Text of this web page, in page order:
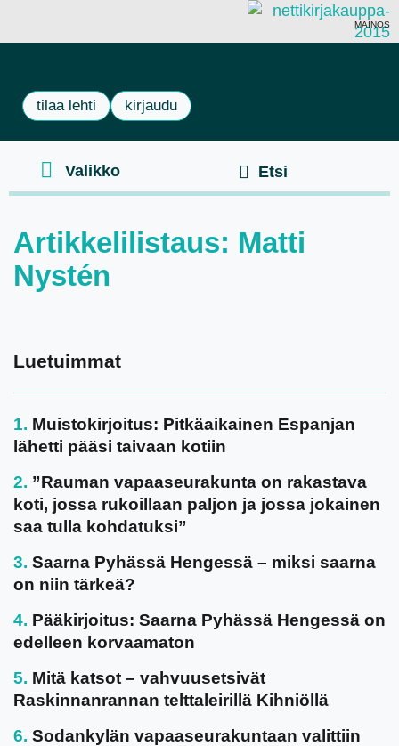
MAINOS
tilaa lehti kirjaudu
Artikkelilistaus: Matti
Nystén
Luetuimmat
Muistokirjoitus: Pitkäaikainen Espanjan
lähetti pääsi taivaan kotiin
”Rauman vapaaseurakunta on rakastava
koti, jossa rukoillaan paljon ja jossa jokainen
saa tulla kohdatuksi”
Saarna Pyhässä Hengessä – miksi saarna
on niin tärkeä?
Pääkirjoitus: Saarna Pyhässä Hengessä on
edelleen korvaamaton
Mitä katsot – vahvuusetsivät
Raskinnanrannan telttaleirillä Kihniöllä
Sodankylän vapaaseurakuntaan valittiin